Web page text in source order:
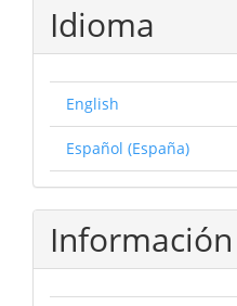
Idioma
English
Español (España)
Información